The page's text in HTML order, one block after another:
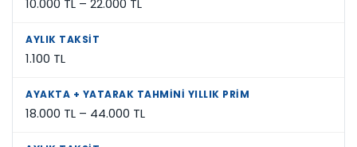
10.000 TL – 22.000 TL
1.100 TL
18.000 TL – 44.000 TL